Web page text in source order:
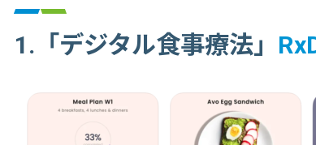
1.「デジタル食事療法」